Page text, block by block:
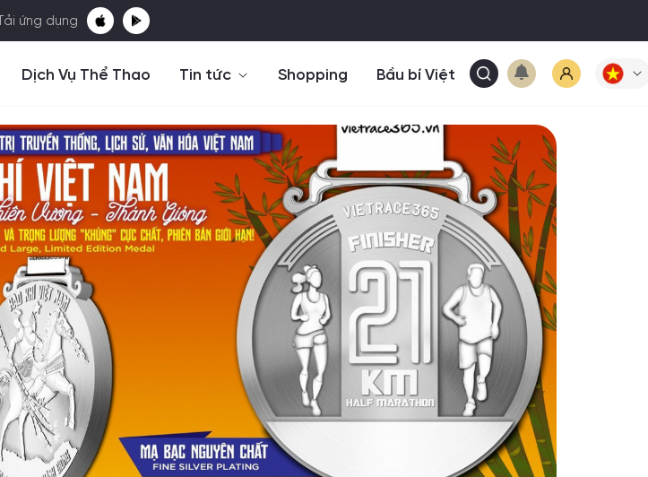
Tải ứng dụng
Dịch Vụ Thể Thao Tin tức Shopping Bầu bí Việt